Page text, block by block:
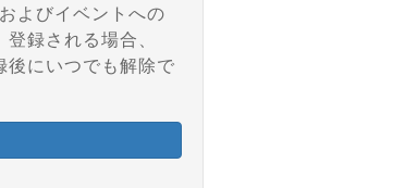
よびイベントへの
録される場合、
後にいつでも解除で